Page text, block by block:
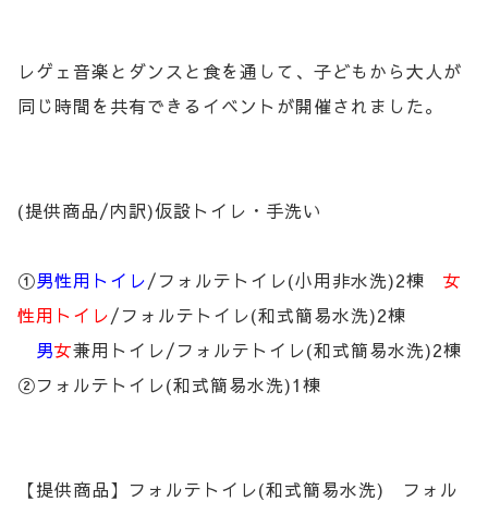
レゲェ音楽とダンスと食を通して、子どもから大人が
同じ時間を共有できるイベントが開催されました。
(提供商品/内訳)仮設トイレ・手洗い
①男性用トイレ/フォルテトイレ(小用非水洗)2棟 女
性用トイレ/フォルテトイレ(和式簡易水洗)2棟
男女兼用トイレ/フォルテトイレ(和式簡易水洗)2棟
②フォルテトイレ(和式簡易水洗)1棟
【提供商品】フォルテトイレ(和式簡易水洗) フォル